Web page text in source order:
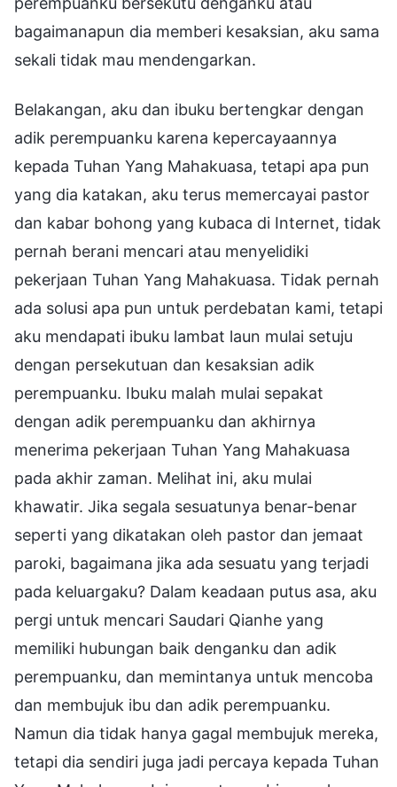
bagaimanapun dia memberi kesaksian, aku sama
sekali tidak mau mendengarkan.
Belakangan, aku dan ibuku bertengkar dengan
adik perempuanku karena kepercayaannya
kepada Tuhan Yang Mahakuasa, tetapi apa pun
yang dia katakan, aku terus memercayai pastor
dan kabar bohong yang kubaca di Internet, tidak
pernah berani mencari atau menyelidiki
pekerjaan Tuhan Yang Mahakuasa. Tidak pernah
ada solusi apa pun untuk perdebatan kami, tetapi
aku mendapati ibuku lambat laun mulai setuju
dengan persekutuan dan kesaksian adik
perempuanku. Ibuku malah mulai sepakat
dengan adik perempuanku dan akhirnya
menerima pekerjaan Tuhan Yang Mahakuasa
pada akhir zaman. Melihat ini, aku mulai
khawatir. Jika segala sesuatunya benar-benar
seperti yang dikatakan oleh pastor dan jemaat
paroki, bagaimana jika ada sesuatu yang terjadi
pada keluargaku? Dalam keadaan putus asa, aku
pergi untuk mencari Saudari Qianhe yang
memiliki hubungan baik denganku dan adik
perempuanku, dan memintanya untuk mencoba
dan membujuk ibu dan adik perempuanku.
Namun dia tidak hanya gagal membujuk mereka,
tetapi dia sendiri juga jadi percaya kepada Tuhan